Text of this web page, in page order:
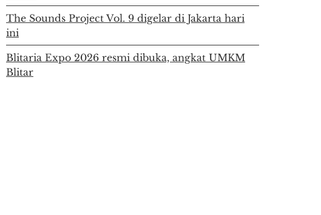
The Sounds Project Vol. 9 digelar di Jakarta hari
ini
Blitaria Expo 2026 resmi dibuka, angkat UMKM
Blitar